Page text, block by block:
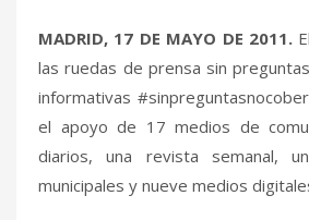
MADRID, 17 DE MAYO DE 2011.
las ruedas de prensa sin
informativas
el apoyo de 17 medios de
diarios, una revista semanal,
municipales y nueve medios